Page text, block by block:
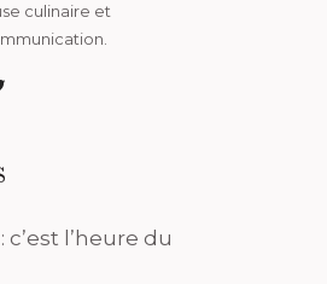
culinaire et
l’heure du